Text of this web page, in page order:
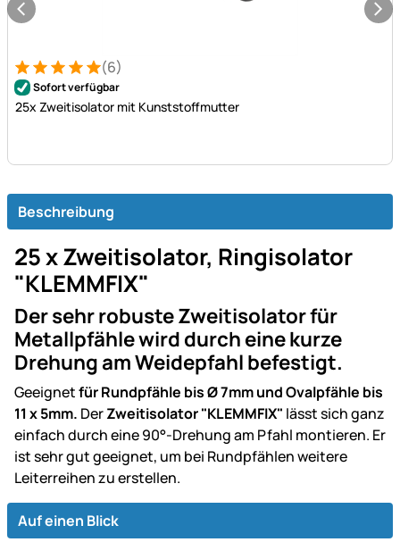
Bewertung: 5 von 5 (6 Bewertungen)
6 Bewertungen
(6)
Sofort verfügbar
25x Zweitisolator mit Kunststoffmutter
Beschreibung
25 x Zweitisolator, Ringisolator
"KLEMMFIX"
Der sehr robuste Zweitisolator für
Metallpfähle wird durch eine kurze
Drehung am Weidepfahl befestigt.
Geeignetfür Rundpfähle bis Ø 7mm und Ovalpfähle bis
11 x 5mm. DerZweitisolator "KLEMMFIX" lässt sichganz
einfach durch eine 90°-Drehung am Pfahl montieren. Er
ist sehr gut geeignet, um bei Rundpfählen weitere
Leiterreihen zu erstellen.
Auf einen Blick